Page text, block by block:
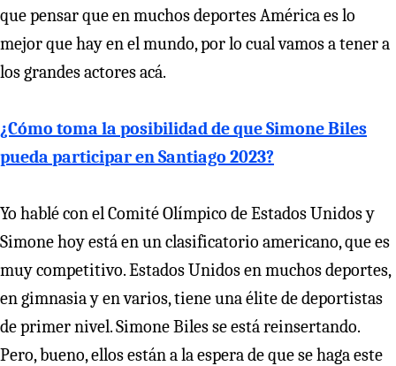
que pensar que en muchos deportes América es lo
mejor que hay en el mundo, por lo cual vamos a tener a
los grandes actores acá.
¿Cómo toma la posibilidad de que Simone Biles
pueda participar en Santiago 2023?
Yo hablé con el Comité Olímpico de Estados Unidos y
Simone hoy está en un clasificatorio americano, que es
muy competitivo. Estados Unidos en muchos deportes,
en gimnasia y en varios, tiene una élite de deportistas
de primer nivel. Simone Biles se está reinsertando.
Pero, bueno, ellos están a la espera de que se haga este